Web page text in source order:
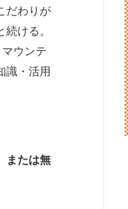
だわりが
ける。
ウンテ
識・活用
または無